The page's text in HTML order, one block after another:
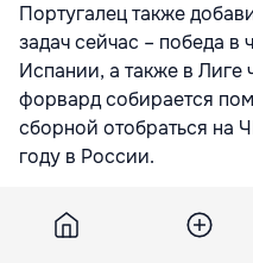
Португалец также
задач сейчас – победа в
Испании, а также в Лиге
форвард собирается
сборной отобраться на
году в России.
Европы – очень важный